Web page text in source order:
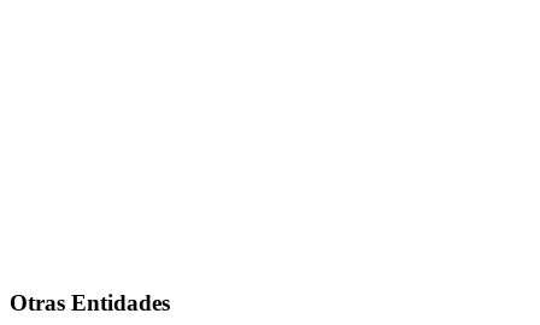
Otras Entidades